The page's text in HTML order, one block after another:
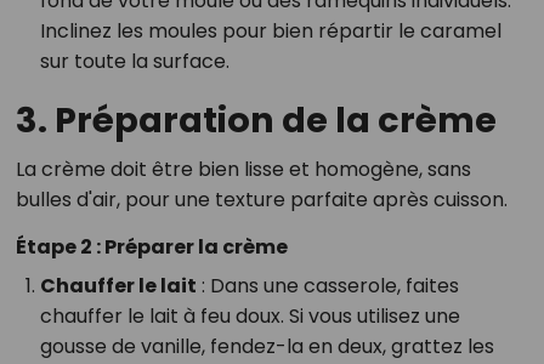
Inclinez les moules pour bien répartir le caramel
sur toute la surface.
3. Préparation de la crème
La crème doit être bien lisse et homogène, sans
bulles d'air, pour une texture parfaite après cuisson.
Étape 2 : Préparer la crème
Chauffer le lait : Dans une casserole, faites
chauffer le lait à feu doux. Si vous utilisez une
gousse de vanille, fendez-la en deux, grattez les